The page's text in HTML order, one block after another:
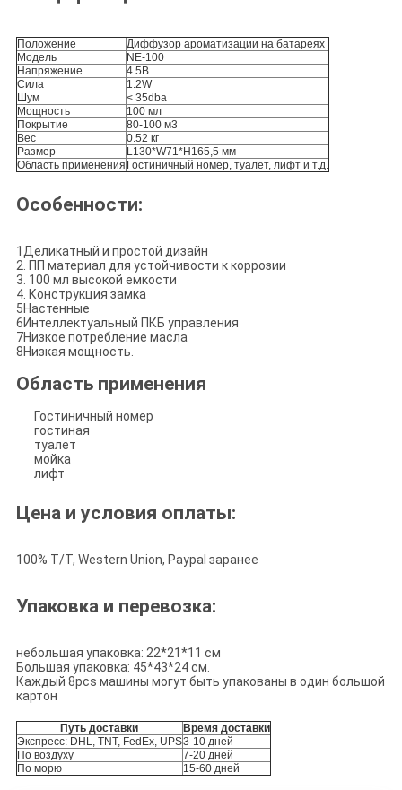
Положение
Диффузор ароматизации на батареях
Модель
NE-100
Напряжение
4.5В
Сила
1.2W
Шум
< 35dba
Мощность
100 мл
Покрытие
80-100 м3
Вес
0.52 кг
Размер
L130*W71*H165,5 мм
Область применения Гостиничный номер, туалет, лифт и т.д.
Особенности:
1Деликатный и простой дизайн
2. ПП материал для устойчивости к коррозии
3. 100 мл высокой емкости
4. Конструкция замка
5Настенные
6Интеллектуальный ПКБ управления
7Низкое потребление масла
8Низкая мощность.
Область применения
Гостиничный номер
гостиная
туалет
мойка
лифт
Цена и условия оплаты:
100% T/T, Western Union, Paypal заранее
Упаковка и перевозка:
небольшая упаковка: 22*21*11 см
Большая упаковка: 45*43*24 см.
Каждый 8pcs машины могут быть упакованы в один большой
картон
Путь доставки
Время доставки
Экспресс: DHL, TNT, FedEx, UPS3-10 дней
По воздуху
7-20 дней
По морю
15-60 дней